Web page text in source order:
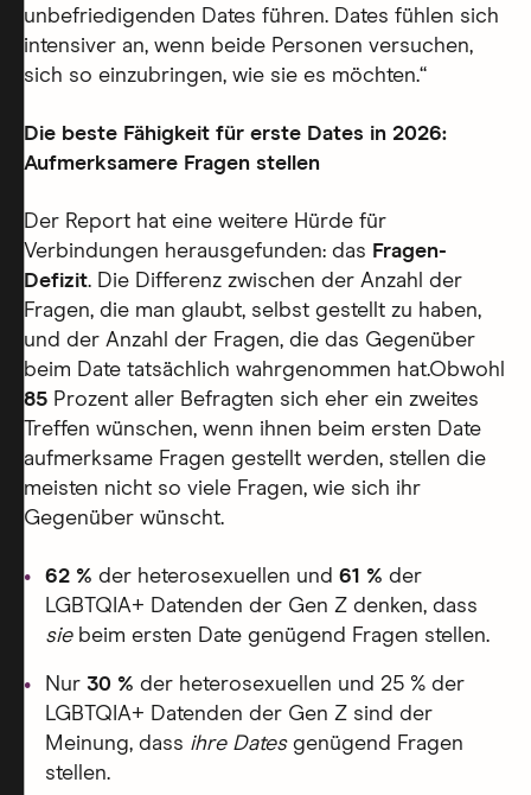
unbefriedigenden Dates führen. Dates fühlen sich
intensiver an, wenn beide Personen versuchen,
sich so einzubringen, wie sie es möchten.“
Die beste Fähigkeit für erste Dates in 2026:
Aufmerksamere Fragen stellen
Der Report hat eine weitere Hürde für
Verbindungen herausgefunden: das Fragen-
Defizit. Die Differenz zwischen der Anzahl der
Fragen, die man glaubt, selbst gestellt zu haben,
und der Anzahl der Fragen, die das Gegenüber
beim Date tatsächlich wahrgenommen hat.Obwohl
85 Prozent aller Befragten sich eher ein zweites
Treffen wünschen, wenn ihnen beim ersten Date
aufmerksame Fragen gestellt werden, stellen die
meisten nicht so viele Fragen, wie sich ihr
Gegenüber wünscht.
62 % der heterosexuellen und 61 % der
LGBTQIA+ Datenden der Gen Z denken, dass
siebeim ersten Date genügend Fragen stellen.
Nur 30 % der heterosexuellen und 25 % der
LGBTQIA+ Datenden der Gen Z sind der
Meinung, dass ihre Datesgenügend Fragen
stellen.